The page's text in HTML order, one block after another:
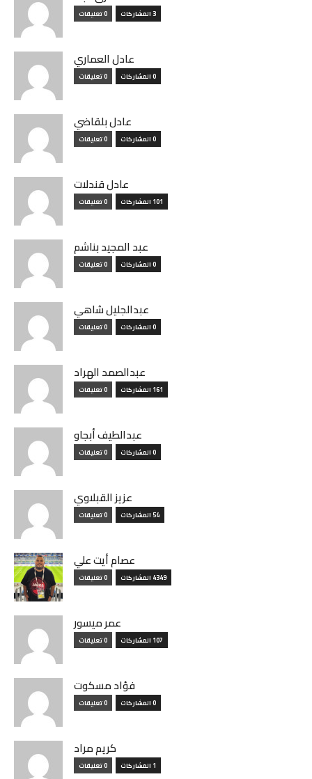
3 المشاركات 0 تعليقات
عادل العماري
0 المشاركات 0 تعليقات
عادل بلقاضي
0 المشاركات 0 تعليقات
عادل قندلات
101 المشاركات 0 تعليقات
عبد المجيد بناشم
0 المشاركات 0 تعليقات
عبدالجليل شاهي
0 المشاركات 0 تعليقات
عبدالصمد الهراد
161 المشاركات 0 تعليقات
عبدالطيف أبجاو
0 المشاركات 0 تعليقات
عزيز القبلاوي
54 المشاركات 0 تعليقات
عصام أيت علي
4349 المشاركات 0 تعليقات
عمر ميسور
107 المشاركات 0 تعليقات
فؤاد مسكوت
0 المشاركات 0 تعليقات
كريم مراد
1 المشاركات 0 تعليقات